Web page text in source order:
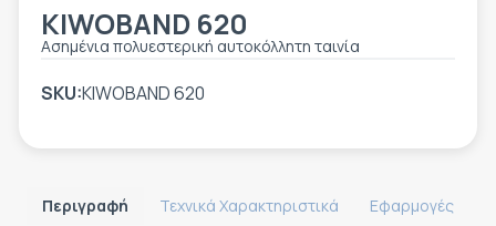
KIWOBAND 620
Ασημένια πολυεστερική αυτοκόλλητη ταινία
SKU:KIWOBAND 620
Περιγραφή
Τεχνικά Χαρακτηριστικά
Εφαρμογές